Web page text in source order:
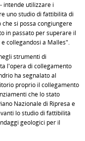
intende utilizzare i
uno studio di fattibilità di
si possa congiungere
in passato per superare il
collegandosi a Malles".
strumenti di
l'opera di collegamento
ha segnalato al
proprio il collegamento
che lo stato
Nazionale di Ripresa e
lo studio di fattibilità
geologici per il